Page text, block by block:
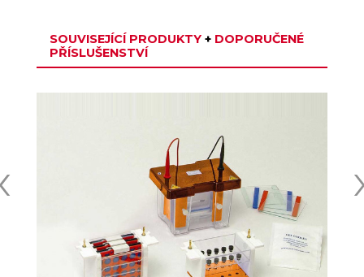
SOUVISEJÍCÍ PRODUKTY +DOPORUČENÉ
PŘÍSLUŠENSTVÍ